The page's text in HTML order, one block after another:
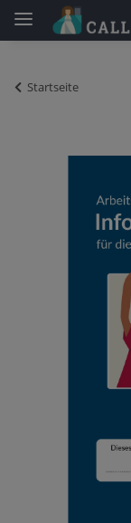
Startseite